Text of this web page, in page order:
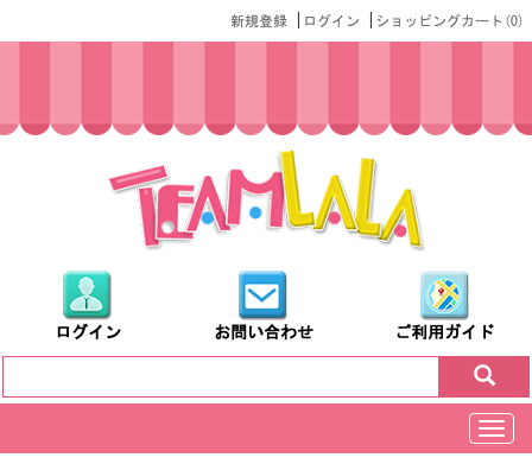
ショッピングカート(0)
ログイン
新規登録
ログイン お問い合わせ ご利用ガイド
切
换